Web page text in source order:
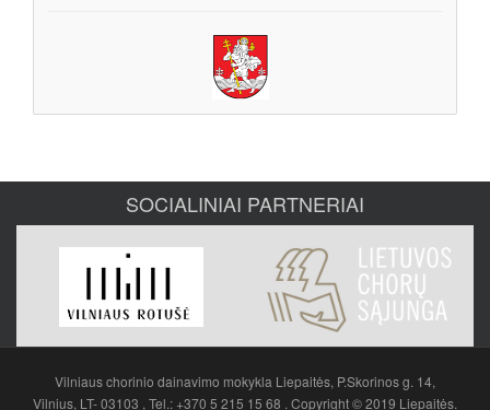
SOCIALINIAI PARTNERIAI
Vilniaus chorinio dainavimo mokykla Liepaitės, P.Skorinos g. 14,
Vilnius, LT- 03103 , Tel.: +370 5 215 15 68 . Copyright © 2019 Liepaitės.